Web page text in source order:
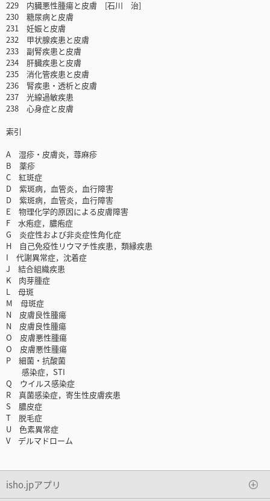
229 内臓悪性腫瘍と皮膚 [石川 治]
230 糖尿病と皮膚
231 妊娠と皮膚
232 甲状腺疾患と皮膚
233 副腎疾患と皮膚
234 肝臓疾患と皮膚
235 消化管疾患と皮膚
236 腎疾患・透析と皮膚
237 光線過敏疾患
238 心身症と皮膚
索引
A 湿疹・皮膚炎，蕁麻疹
B 薬疹
C 紅斑症
D 紫斑病，血管炎，血行障害
D 紫斑病，血管炎，血行障害
E 物理化学的原因による皮膚障害
F 水疱症，膿疱症
G 炎症性および非炎症性角化症
H 自己免疫性リウマチ性疾患，類縁疾患
I 代謝異常症，沈着症
J 結合組織疾患
K 肉芽腫症
L 母斑
M 母斑症
N 皮膚良性腫瘍
N 皮膚良性腫瘍
O 皮膚悪性腫瘍
O 皮膚悪性腫瘍
P 細菌・抗酸菌
感染症，STI
Q ウイルス感染症
R 真菌感染症，寄生性皮膚疾患
S 膿皮症
T 脱毛症
U 色素異常症
V デルマドローム
isho.jpアプリ